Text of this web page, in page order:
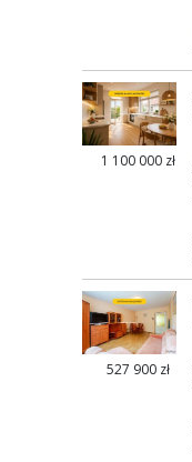
1 100 000 zł
527 900 zł